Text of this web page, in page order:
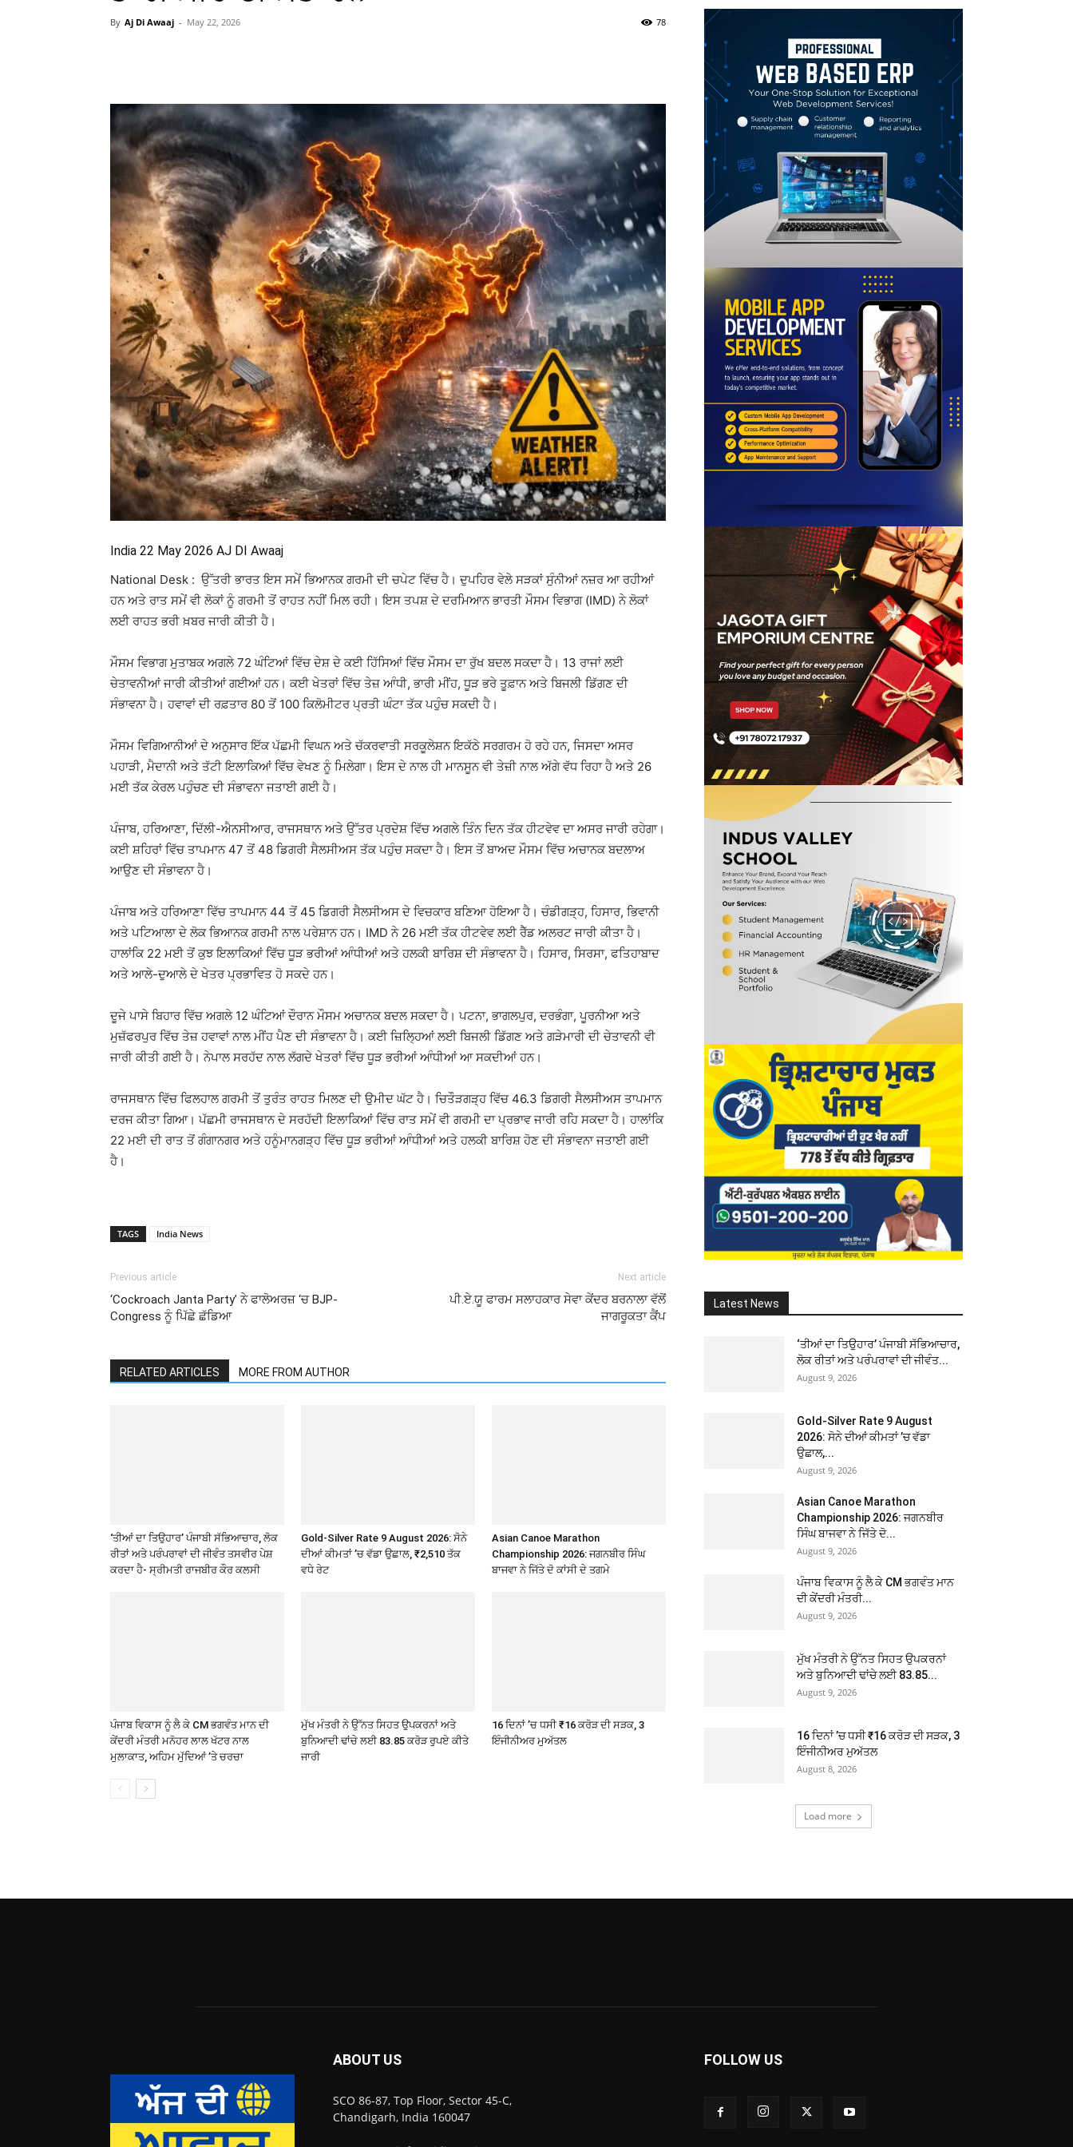
By Aj Di Awaaj - May 22, 2026 78
Email Print
India 22 May 2026 AJ DI Awaaj
National Desk : ਉੱਤਰੀ ਭਾਰਤ ਇਸ ਸਮੇਂ ਭਿਆਨਕ ਗਰਮੀ ਦੀ ਚਪੇਟ ਵਿੱਚ ਹੈ। ਦੁਪਹਿਰ ਵੇਲੇ ਸੜਕਾਂ ਸੁੰਨੀਆਂ ਨਜ਼ਰ ਆ ਰਹੀਆਂ
ਹਨ ਅਤੇ ਰਾਤ ਸਮੇਂ ਵੀ ਲੋਕਾਂ ਨੂੰ ਗਰਮੀ ਤੋਂ ਰਾਹਤ ਨਹੀਂ ਮਿਲ ਰਹੀ। ਇਸ ਤਪਸ਼ ਦੇ ਦਰਮਿਆਨ ਭਾਰਤੀ ਮੌਸਮ ਵਿਭਾਗ (IMD) ਨੇ ਲੋਕਾਂ
ਲਈ ਰਾਹਤ ਭਰੀ ਖ਼ਬਰ ਜਾਰੀ ਕੀਤੀ ਹੈ।
ਮੌਸਮ ਵਿਭਾਗ ਮੁਤਾਬਕ ਅਗਲੇ 72 ਘੰਟਿਆਂ ਵਿੱਚ ਦੇਸ਼ ਦੇ ਕਈ ਹਿੱਸਿਆਂ ਵਿੱਚ ਮੌਸਮ ਦਾ ਰੁੱਖ ਬਦਲ ਸਕਦਾ ਹੈ। 13 ਰਾਜਾਂ ਲਈ
ਚੇਤਾਵਨੀਆਂ ਜਾਰੀ ਕੀਤੀਆਂ ਗਈਆਂ ਹਨ। ਕਈ ਖੇਤਰਾਂ ਵਿੱਚ ਤੇਜ਼ ਆੰਧੀ, ਭਾਰੀ ਮੀਂਹ, ਧੂੜ ਭਰੇ ਤੂਫ਼ਾਨ ਅਤੇ ਬਿਜਲੀ ਡਿੱਗਣ ਦੀ
ਸੰਭਾਵਨਾ ਹੈ। ਹਵਾਵਾਂ ਦੀ ਰਫ਼ਤਾਰ 80 ਤੋਂ 100 ਕਿਲੋਮੀਟਰ ਪ੍ਰਤੀ ਘੰਟਾ ਤੱਕ ਪਹੁੰਚ ਸਕਦੀ ਹੈ।
ਮੌਸਮ ਵਿਗਿਆਨੀਆਂ ਦੇ ਅਨੁਸਾਰ ਇੱਕ ਪੱਛਮੀ ਵਿਘਨ ਅਤੇ ਚੱਕਰਵਾਤੀ ਸਰਕੂਲੇਸ਼ਨ ਇਕੱਠੇ ਸਰਗਰਮ ਹੋ ਰਹੇ ਹਨ, ਜਿਸਦਾ ਅਸਰ
ਪਹਾੜੀ, ਮੈਦਾਨੀ ਅਤੇ ਤੱਟੀ ਇਲਾਕਿਆਂ ਵਿੱਚ ਵੇਖਣ ਨੂੰ ਮਿਲੇਗਾ। ਇਸ ਦੇ ਨਾਲ ਹੀ ਮਾਨਸੂਨ ਵੀ ਤੇਜ਼ੀ ਨਾਲ ਅੱਗੇ ਵੱਧ ਰਿਹਾ ਹੈ ਅਤੇ 26
ਮਈ ਤੱਕ ਕੇਰਲ ਪਹੁੰਚਣ ਦੀ ਸੰਭਾਵਨਾ ਜਤਾਈ ਗਈ ਹੈ।
ਪੰਜਾਬ, ਹਰਿਆਣਾ, ਦਿੱਲੀ-ਐਨਸੀਆਰ, ਰਾਜਸਥਾਨ ਅਤੇ ਉੱਤਰ ਪ੍ਰਦੇਸ਼ ਵਿੱਚ ਅਗਲੇ ਤਿੰਨ ਦਿਨ ਤੱਕ ਹੀਟਵੇਵ ਦਾ ਅਸਰ ਜਾਰੀ ਰਹੇਗਾ।
ਕਈ ਸ਼ਹਿਰਾਂ ਵਿੱਚ ਤਾਪਮਾਨ 47 ਤੋਂ 48 ਡਿਗਰੀ ਸੈਲਸੀਅਸ ਤੱਕ ਪਹੁੰਚ ਸਕਦਾ ਹੈ। ਇਸ ਤੋਂ ਬਾਅਦ ਮੌਸਮ ਵਿੱਚ ਅਚਾਨਕ ਬਦਲਾਅ
ਆਉਣ ਦੀ ਸੰਭਾਵਨਾ ਹੈ।
ਪੰਜਾਬ ਅਤੇ ਹਰਿਆਣਾ ਵਿੱਚ ਤਾਪਮਾਨ 44 ਤੋਂ 45 ਡਿਗਰੀ ਸੈਲਸੀਅਸ ਦੇ ਵਿਚਕਾਰ ਬਣਿਆ ਹੋਇਆ ਹੈ। ਚੰਡੀਗੜ੍ਹ, ਹਿਸਾਰ, ਭਿਵਾਨੀ
ਅਤੇ ਪਟਿਆਲਾ ਦੇ ਲੋਕ ਭਿਆਨਕ ਗਰਮੀ ਨਾਲ ਪਰੇਸ਼ਾਨ ਹਨ। IMD ਨੇ 26 ਮਈ ਤੱਕ ਹੀਟਵੇਵ ਲਈ ਰੈੱਡ ਅਲਰਟ ਜਾਰੀ ਕੀਤਾ ਹੈ।
ਹਾਲਾਂਕਿ 22 ਮਈ ਤੋਂ ਕੁਝ ਇਲਾਕਿਆਂ ਵਿੱਚ ਧੂੜ ਭਰੀਆਂ ਆੰਧੀਆਂ ਅਤੇ ਹਲਕੀ ਬਾਰਿਸ਼ ਦੀ ਸੰਭਾਵਨਾ ਹੈ। ਹਿਸਾਰ, ਸਿਰਸਾ, ਫਤਿਹਾਬਾਦ
ਅਤੇ ਆਲੇ-ਦੁਆਲੇ ਦੇ ਖੇਤਰ ਪ੍ਰਭਾਵਿਤ ਹੋ ਸਕਦੇ ਹਨ।
ਦੂਜੇ ਪਾਸੇ ਬਿਹਾਰ ਵਿੱਚ ਅਗਲੇ 12 ਘੰਟਿਆਂ ਦੌਰਾਨ ਮੌਸਮ ਅਚਾਨਕ ਬਦਲ ਸਕਦਾ ਹੈ। ਪਟਨਾ, ਭਾਗਲਪੁਰ, ਦਰਭੰਗਾ, ਪੂਰਨੀਆ ਅਤੇ
ਮੁਜ਼ੱਫਰਪੁਰ ਵਿੱਚ ਤੇਜ਼ ਹਵਾਵਾਂ ਨਾਲ ਮੀਂਹ ਪੈਣ ਦੀ ਸੰਭਾਵਨਾ ਹੈ। ਕਈ ਜ਼ਿਲ੍ਹਿਆਂ ਲਈ ਬਿਜਲੀ ਡਿੱਗਣ ਅਤੇ ਗੜੇਮਾਰੀ ਦੀ ਚੇਤਾਵਨੀ ਵੀ
ਜਾਰੀ ਕੀਤੀ ਗਈ ਹੈ। ਨੇਪਾਲ ਸਰਹੱਦ ਨਾਲ ਲੱਗਦੇ ਖੇਤਰਾਂ ਵਿੱਚ ਧੂੜ ਭਰੀਆਂ ਆੰਧੀਆਂ ਆ ਸਕਦੀਆਂ ਹਨ।
ਰਾਜਸਥਾਨ ਵਿੱਚ ਫਿਲਹਾਲ ਗਰਮੀ ਤੋਂ ਤੁਰੰਤ ਰਾਹਤ ਮਿਲਣ ਦੀ ਉਮੀਦ ਘੱਟ ਹੈ। ਚਿਤੌੜਗੜ੍ਹ ਵਿੱਚ 46.3 ਡਿਗਰੀ ਸੈਲਸੀਅਸ ਤਾਪਮਾਨ
ਦਰਜ ਕੀਤਾ ਗਿਆ। ਪੱਛਮੀ ਰਾਜਸਥਾਨ ਦੇ ਸਰਹੱਦੀ ਇਲਾਕਿਆਂ ਵਿੱਚ ਰਾਤ ਸਮੇਂ ਵੀ ਗਰਮੀ ਦਾ ਪ੍ਰਭਾਵ ਜਾਰੀ ਰਹਿ ਸਕਦਾ ਹੈ। ਹਾਲਾਂਕਿ
22 ਮਈ ਦੀ ਰਾਤ ਤੋਂ ਗੰਗਾਨਗਰ ਅਤੇ ਹਨੂੰਮਾਨਗੜ੍ਹ ਵਿੱਚ ਧੂੜ ਭਰੀਆਂ ਆੰਧੀਆਂ ਅਤੇ ਹਲਕੀ ਬਾਰਿਸ਼ ਹੋਣ ਦੀ ਸੰਭਾਵਨਾ ਜਤਾਈ ਗਈ
ਹੈ।
TAGS India News
Previous article
‘Cockroach Janta Party’ ਨੇ ਫਾਲੋਅਰਜ਼ ‘ਚ BJP-
Congress ਨੂੰ ਪਿੱਛੇ ਛੱਡਿਆ
Next article
ਪੀ.ਏ.ਯੂ ਫਾਰਮ ਸਲਾਹਕਾਰ ਸੇਵਾ ਕੇਂਦਰ ਬਰਨਾਲਾ ਵੱਲੋਂ
ਜਾਗਰੂਕਤਾ ਕੈਂਪ
RELATED ARTICLES MORE FROM AUTHOR
‘ਤੀਆਂ ਦਾ ਤਿਉਹਾਰ’ ਪੰਜਾਬੀ ਸੱਭਿਆਚਾਰ, ਲੋਕ
ਰੀਤਾਂ ਅਤੇ ਪਰੰਪਰਾਵਾਂ ਦੀ ਜੀਵੰਤ ਤਸਵੀਰ ਪੇਸ਼
ਕਰਦਾ ਹੈ- ਸ੍ਰੀਮਤੀ ਰਾਜਬੀਰ ਕੌਰ ਕਲਸੀ
Gold-Silver Rate 9 August 2026: ਸੋਨੇ
ਦੀਆਂ ਕੀਮਤਾਂ ’ਚ ਵੱਡਾ ਉਛਾਲ, ₹2,510 ਤੱਕ
ਵਧੇ ਰੇਟ
Asian Canoe Marathon
Championship 2026: ਜਗਨਬੀਰ ਸਿੰਘ
ਬਾਜਵਾ ਨੇ ਜਿੱਤੇ ਦੋ ਕਾਂਸੀ ਦੇ ਤਗਮੇ
ਪੰਜਾਬ ਵਿਕਾਸ ਨੂੰ ਲੈ ਕੇ CM ਭਗਵੰਤ ਮਾਨ ਦੀ
ਕੇਂਦਰੀ ਮੰਤਰੀ ਮਨੋਹਰ ਲਾਲ ਖੱਟਰ ਨਾਲ
ਮੁਲਾਕਾਤ, ਅਹਿਮ ਮੁੱਦਿਆਂ ’ਤੇ ਚਰਚਾ
ਮੁੱਖ ਮੰਤਰੀ ਨੇ ਉੱਨਤ ਸਿਹਤ ਉਪਕਰਨਾਂ ਅਤੇ
ਬੁਨਿਆਦੀ ਢਾਂਚੇ ਲਈ 83.85 ਕਰੋੜ ਰੁਪਏ ਕੀਤੇ
ਜਾਰੀ
16 ਦਿਨਾਂ ’ਚ ਧਸੀ ₹16 ਕਰੋੜ ਦੀ ਸੜਕ, 3
ਇੰਜੀਨੀਅਰ ਮੁਅੱਤਲ
Latest News
‘ਤੀਆਂ ਦਾ ਤਿਉਹਾਰ’ ਪੰਜਾਬੀ ਸੱਭਿਆਚਾਰ,
ਲੋਕ ਰੀਤਾਂ ਅਤੇ ਪਰੰਪਰਾਵਾਂ ਦੀ ਜੀਵੰਤ...
August 9, 2026
Gold-Silver Rate 9 August
2026: ਸੋਨੇ ਦੀਆਂ ਕੀਮਤਾਂ ’ਚ ਵੱਡਾ
ਉਛਾਲ,...
August 9, 2026
Asian Canoe Marathon
Championship 2026: ਜਗਨਬੀਰ
ਸਿੰਘ ਬਾਜਵਾ ਨੇ ਜਿੱਤੇ ਦੋ...
August 9, 2026
ਪੰਜਾਬ ਵਿਕਾਸ ਨੂੰ ਲੈ ਕੇ CM ਭਗਵੰਤ ਮਾਨ
ਦੀ ਕੇਂਦਰੀ ਮੰਤਰੀ...
August 9, 2026
ਮੁੱਖ ਮੰਤਰੀ ਨੇ ਉੱਨਤ ਸਿਹਤ ਉਪਕਰਨਾਂ
ਅਤੇ ਬੁਨਿਆਦੀ ਢਾਂਚੇ ਲਈ 83.85...
August 9, 2026
16 ਦਿਨਾਂ ’ਚ ਧਸੀ ₹16 ਕਰੋੜ ਦੀ ਸੜਕ, 3
ਇੰਜੀਨੀਅਰ ਮੁਅੱਤਲ
August 8, 2026
Load more
ABOUT US
SCO 86-87, Top Floor, Sector 45-C,
Chandigarh, India 160047
FOLLOW US